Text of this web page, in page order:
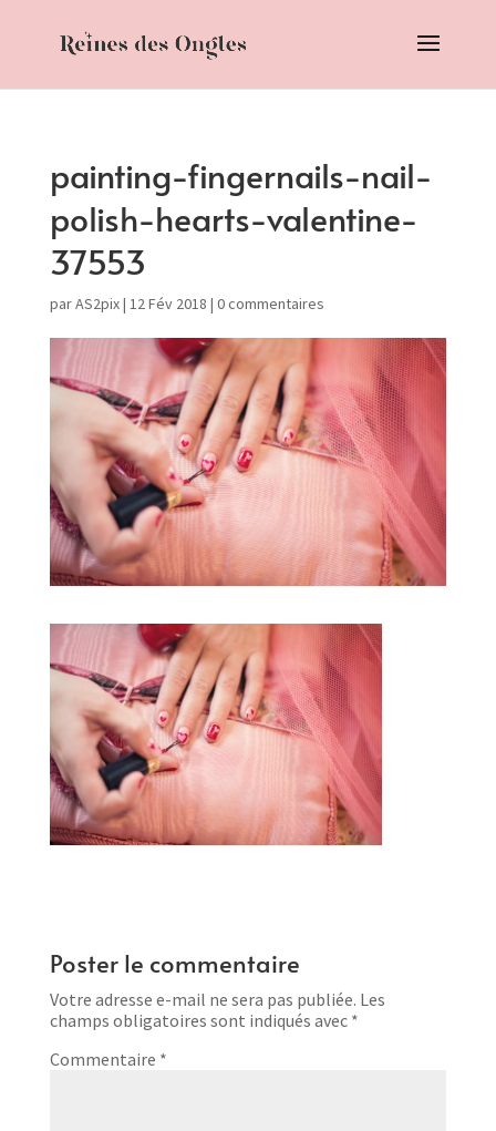
painting-fingernails-nail-
polish-hearts-valentine-
37553
parAS2pix| 12 Fév 2018 | 0 commentaires
Poster le commentaire
Votre adresse e-mail ne sera pas publiée. Les
champs obligatoires sont indiqués avec *
Commentaire *